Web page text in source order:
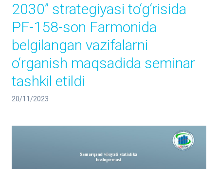
2030” strategiyasi to‘g‘risida
PF-158-son Farmonida
belgilangan vazifalarni
o‘rganish maqsadida seminar
tashkil etildi
20/11/2023